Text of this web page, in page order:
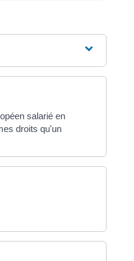
salarié en
droits qu'un